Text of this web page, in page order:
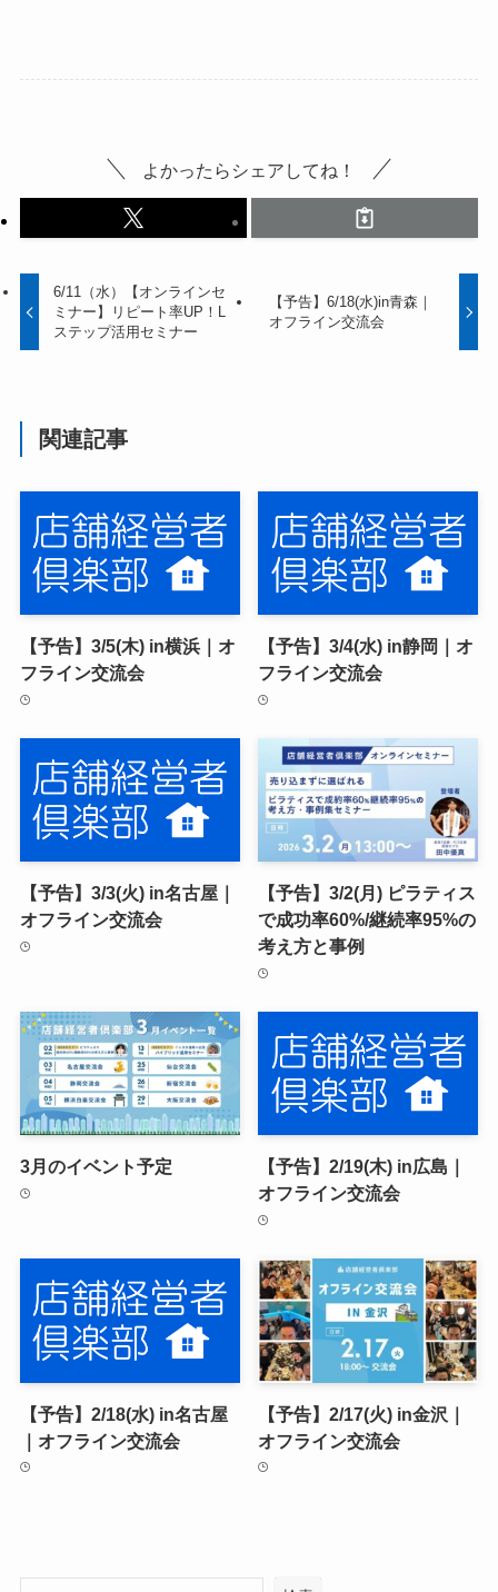
よかったらシェアしてね！
6/11（水）【オンラインセ
ミナー】リピート率UP！L
ステップ活用セミナー
【予告】6/18(水)in青森｜
オフライン交流会
関連記事
【予告】3/5(木) in横浜｜オ
フライン交流会
【予告】3/4(水) in静岡｜オ
フライン交流会
【予告】3/3(火) in名古屋｜
オフライン交流会
【予告】3/2(月) ピラティス
で成功率60%/継続率95%の
考え方と事例
3月のイベント予定
【予告】2/19(木) in広島｜
オフライン交流会
【予告】2/18(水) in名古屋
｜オフライン交流会
【予告】2/17(火) in金沢｜
オフライン交流会